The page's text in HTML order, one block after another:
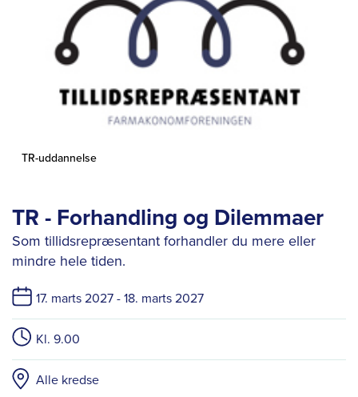
TR-uddannelse
TR - Forhandling og Dilemmaer
Som tillidsrepræsentant forhandler du mere eller
mindre hele tiden.
17. marts 2027 -18. marts 2027
Kl. 9.00
Alle kredse